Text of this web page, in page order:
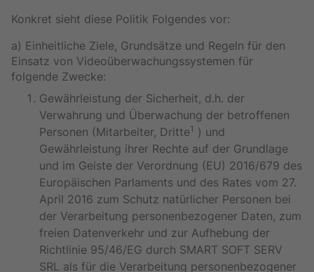
Konkret sieht diese Politik Folgendes vor:
a) Einheitliche Ziele, Grundsätze und Regeln für den
Einsatz von Videoüberwachungssystemen für
folgende Zwecke:
Gewährleistung der Sicherheit, d.h. der
Verwahrung und Überwachung der betroffenen
Personen (Mitarbeiter, Dritte1 ) und
Gewährleistung ihrer Rechte auf der Grundlage
und im Geiste der Verordnung (EU) 2016/679 des
Europäischen Parlaments und des Rates vom 27.
April 2016 zum Schutz natürlicher Personen bei
der Verarbeitung personenbezogener Daten, zum
freien Datenverkehr und zur Aufhebung der
Richtlinie 95/46/EG durch SMART SOFT SERV
SRL als für die Verarbeitung personenbezogener